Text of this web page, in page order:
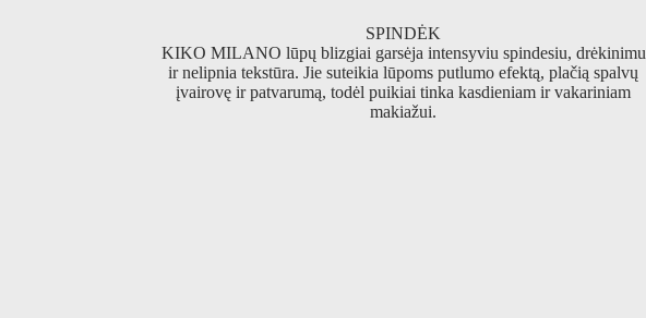
SPINDĖK
KIKO MILANO lūpų blizgiai garsėja intensyviu spindesiu, drėkinimu
ir nelipnia tekstūra. Jie suteikia lūpoms putlumo efektą, plačią spalvų
įvairovę ir patvarumą, todėl puikiai tinka kasdieniam ir vakariniam
makiažui.